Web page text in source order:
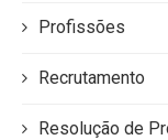
Profissões
Recrutamento
Resolução de